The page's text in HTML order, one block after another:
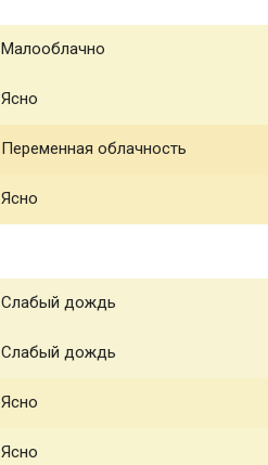
Малооблачно
Ясно
Переменная облачность
Ясно
Слабый дождь
Слабый дождь
Ясно
Ясно